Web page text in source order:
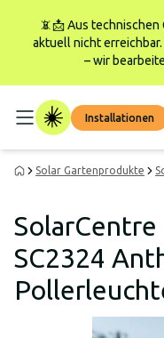
📵📩 Aus
aktuell nicht
– wir
Installationen
Solar Gartenprodukte
SolarCentre
SC2324